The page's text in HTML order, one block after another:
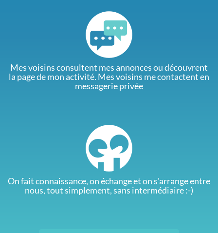
Mes voisins consultent mes annonces ou découvrent
la page de mon activité. Mes voisins me contactent en
messagerie privée
On fait connaissance, on échange et on s'arrange entre
nous, tout simplement, sans intermédiaire :-)